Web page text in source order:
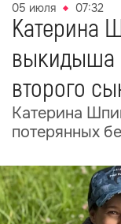
05 июля 07:32
Катерина
выкидыша
второго
Катерина
потерянных